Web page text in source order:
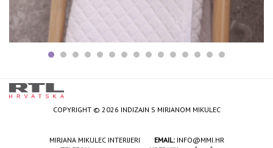
COPYRIGHT © 2026 INDIZAJN S MIRJANOM MIKULEC
MIRJANA MIKULEC INTERIJERI EMAIL: INFO@MMI.HR